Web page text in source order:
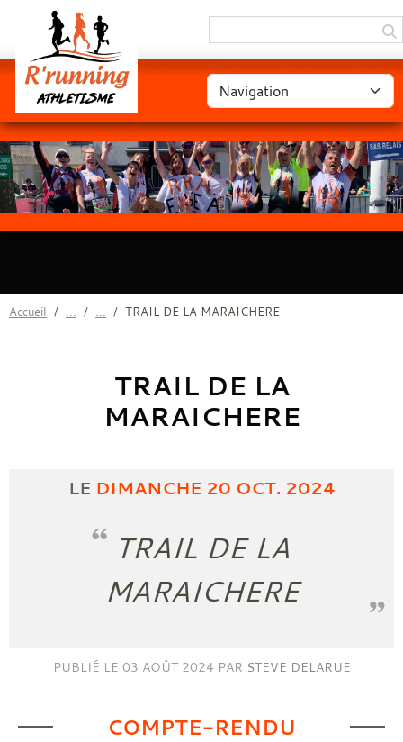
Accueil TRAIL DE LA MARAICHERE
TRAIL DE LA
MARAICHERE
LE DIMANCHE 20 OCT. 2024
TRAIL DE LA
MARAICHERE
PUBLIÉ LE 03 AOÛT 2024 PAR STEVE DELARUE
COMPTE-RENDU
Panneau de gestion des cookies